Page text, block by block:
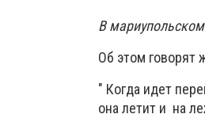
В мариупольском
Об этом говорят
" Когда идет
она летит и на